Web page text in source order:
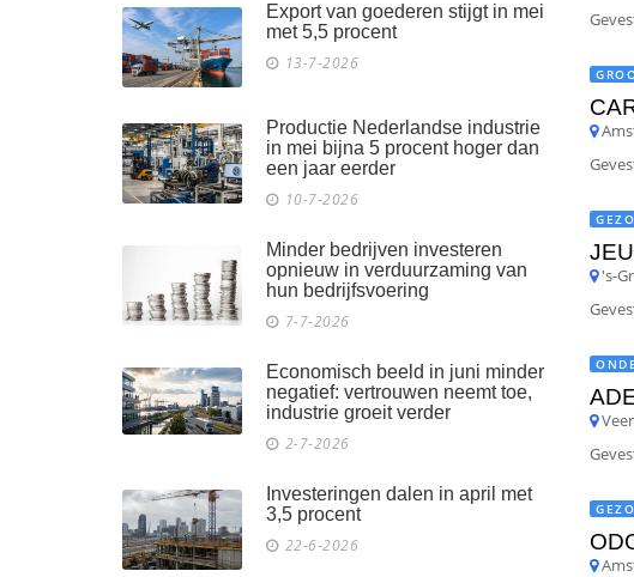
Export van goederen stijgt in mei
met 5,5 procent
13-7-2026
Productie Nederlandse industrie
in mei bijna 5 procent hoger dan
een jaar eerder
10-7-2026
Minder bedrijven investeren
opnieuw in verduurzaming van
hun bedrijfsvoering
7-7-2026
Economisch beeld in juni minder
negatief: vertrouwen neemt toe,
industrie groeit verder
2-7-2026
Investeringen dalen in april met
3,5 procent
22-6-2026
's-